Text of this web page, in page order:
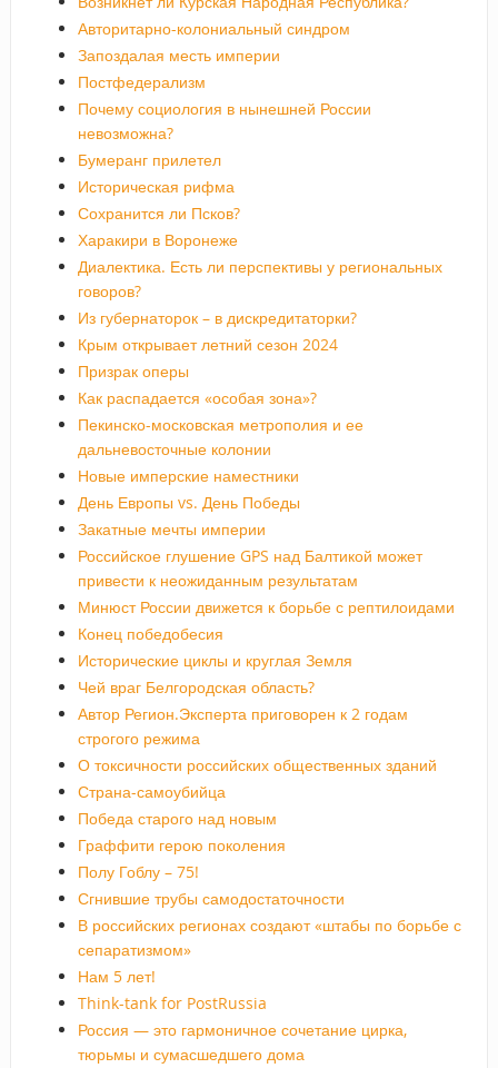
Авторитарно-колониальный синдром
Запоздалая месть империи
Постфедерализм
Почему социология в нынешней России
невозможна?
Бумеранг прилетел
Историческая рифма
Сохранится ли Псков?
Харакири в Воронеже
Диалектика. Есть ли перспективы у региональных
говоров?
Из губернаторок – в дискредитаторки?
Крым открывает летний сезон 2024
Призрак оперы
Как распадается «особая зона»?
Пекинско-московская метрополия и ее
дальневосточные колонии
Новые имперские наместники
День Европы vs. День Победы
Закатные мечты империи
Российское глушение GPS над Балтикой может
привести к неожиданным результатам
Минюст России движется к борьбе с рептилоидами
Конец победобесия
Исторические циклы и круглая Земля
Чей враг Белгородская область?
Автор Регион.Эксперта приговорен к 2 годам
строгого режима
О токсичности российских общественных зданий
Страна-самоубийца
Победа старого над новым
Граффити герою поколения
Полу Гоблу – 75!
Сгнившие трубы самодостаточности
В российских регионах создают «штабы по борьбе с
сепаратизмом»
Нам 5 лет!
Think-tank for PostRussia
Россия — это гармоничное сочетание цирка,
тюрьмы и сумасшедшего дома